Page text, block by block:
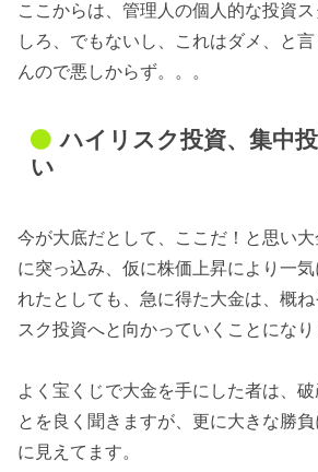
ここからは、管理人の個人的な投資
しろ、でもないし、これはダメ、と
んので悪しからず。。。
ハイリスク投資、集中
い
今が大底だとして、ここだ！と思い
に突っ込み、仮に株価上昇により一
れたとしても、急に得た大金は、概
スク投資へと向かっていくことになり
よく宝くじで大金を手にした者は、
とを良く聞きますが、更に大きな勝
に見えてます。